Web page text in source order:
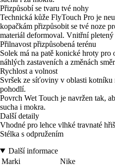
Přizpůsobí se tvaru tvé nohy
Technická kůže FlyTouch Pro je
kopačkám přizpůsobit se tvé noze
materiál deformoval. Vnitřní
Přilnavost přizpůsobená terénu
Solek má na patě konické hroty
náhlých zastaveních a změnách
Rychlost a volnost
Svršek ze síťoviny v oblasti
pohodlí.
Povrch Wet Touch je navržen tak,
sucha i mokra.
Další detaily
Vhodné pro lehce vlhké travnaté
Stélka s odpružením
Další informace
Marki
Nike